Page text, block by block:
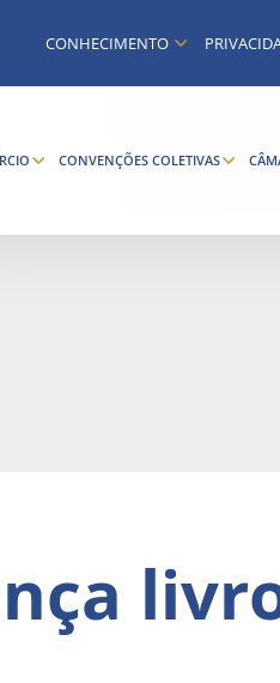
CONHECIMENTO
CONVENÇÕES COLETIVAS